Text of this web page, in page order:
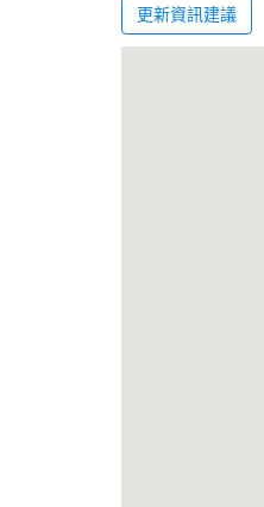
更新資訊建議